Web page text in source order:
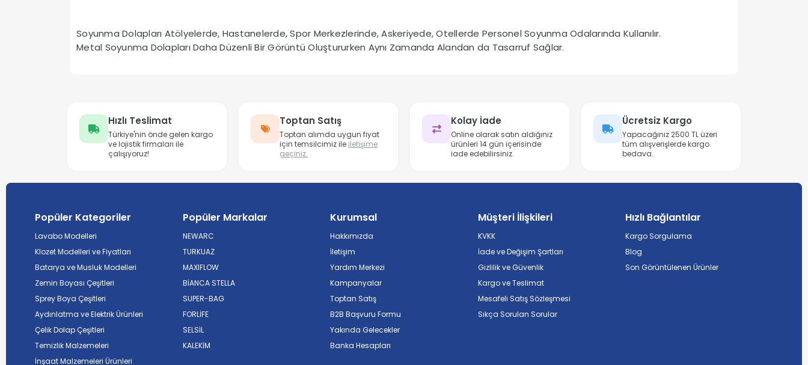
Soyunma Dolapları Atölyelerde, Hastanelerde, Spor Merkezlerinde, Askeriyede, Otellerde Personel Soyunma Odalarında Kullanılır.
Metal Soyunma Dolapları Daha Düzenli Bir Görüntü Oluştururken Aynı Zamanda Alandan da Tasarruf Sağlar.
Hızlı Teslimat
Türkiye'nin önde gelen kargo
ve lojistik firmaları ile
çalışıyoruz!
Toptan Satış
Toptan alımda uygun fiyat
için temsilcimiz ile iletişime
geçiniz.
Kolay İade
Online olarak satın aldığınız
ürünleri 14 gün içerisinde
iade edebilirsiniz.
Ücretsiz Kargo
Yapacağınız 2500 TL üzeri
tüm alışverişlerde kargo
bedava.
Popüler Kategoriler
Lavabo Modelleri
Klozet Modelleri ve Fiyatları
Batarya ve Musluk Modelleri
Zemin Boyası Çeşitleri
Sprey Boya Çeşitleri
Aydınlatma ve Elektrik Ürünleri
Çelik Dolap Çeşitleri
Temizlik Malzemeleri
İnşaat Malzemeleri Ürünleri
Popüler Markalar
NEWARC
TURKUAZ
MAXIFLOW
BİANCA STELLA
SUPER-BAG
FORLİFE
SELSİL
KALEKİM
Kurumsal
Hakkımızda
İletişim
Yardım Merkezi
Kampanyalar
Toptan Satış
B2B Başvuru Formu
Yakında Gelecekler
Banka Hesapları
Müşteri İlişkileri
KVKK
İade ve Değişim Şartları
Gizlilik ve Güvenlik
Kargo ve Teslimat
Mesafeli Satış Sözleşmesi
Sıkça Sorulan Sorular
Hızlı Bağlantılar
Kargo Sorgulama
Blog
Son Görüntülenen Ürünler